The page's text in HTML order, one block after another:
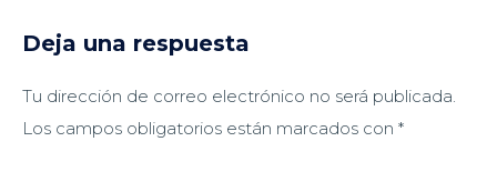
una
ventana
en
una
Deja una respuesta
Tu dirección de correo electrónico no será publicada.
Los campos obligatorios están marcados con *